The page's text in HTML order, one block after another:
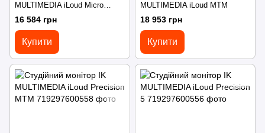
MULTIMEDIA iLoud Micro
Monitor
16 584 грн
Купити
MULTIMEDIA iLoud MTM
18 953 грн
Купити